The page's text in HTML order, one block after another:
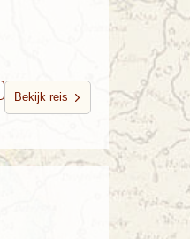
Bekijk reis